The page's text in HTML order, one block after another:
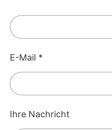
E-Mail *
Ihre Nachricht